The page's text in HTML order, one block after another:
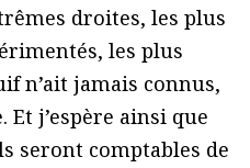
droites, les plus
les plus
n’ait jamais connus,
Et j’espère ainsi que
seront comptables de